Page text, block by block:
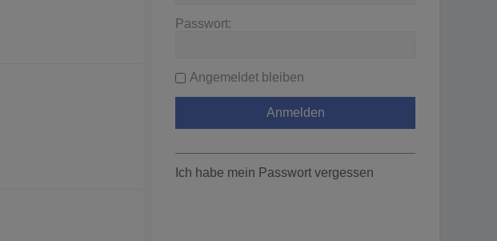
Passwort:
Angemeldet bleiben
Ich habe mein Passwort vergessen